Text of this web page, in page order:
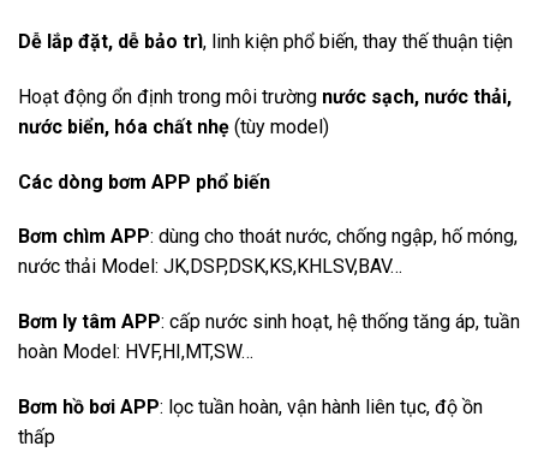
Dễ lắp đặt, dễ bảo trì, linh kiện phổ biến, thay thế thuận tiện
Hoạt động ổn định trong môi trường nước sạch, nước thải,
nước biển, hóa chất nhẹ (tùy model)
Các dòng bơm APP phổ biến
Bơm chìm APP: dùng cho thoát nước, chống ngập, hố móng,
nước thải Model: JK,DSP,DSK,KS,KHLSV,BAV…
Bơm ly tâm APP: cấp nước sinh hoạt, hệ thống tăng áp, tuần
hoàn Model: HVF,HI,MT,SW…
Bơm hồ bơi APP: lọc tuần hoàn, vận hành liên tục, độ ồn
thấp